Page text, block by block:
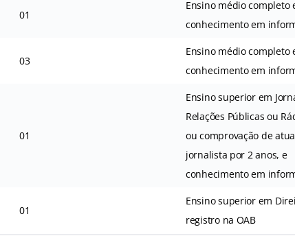
01
Ensino médio completo
conhecimento em
03
Ensino médio completo
conhecimento em
01
Ensino superior em
Relações Públicas ou
ou comprovação de
jornalista por 2 anos, e
conhecimento em
01
Ensino superior em
registro na OAB